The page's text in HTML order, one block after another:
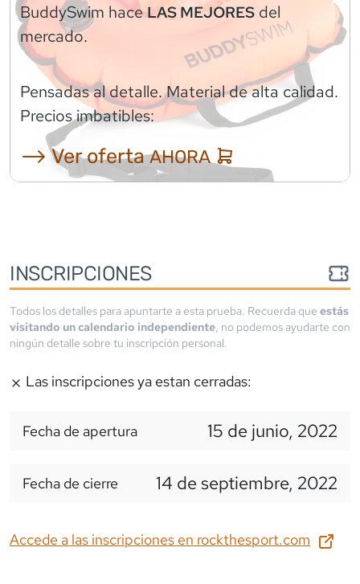
BuddySwim haceLAS MEJORES del
mercado.
Pensadas al detalle. Material de alta calidad.
Precios imbatibles:
⟶ Ver ofertaAHORA
INSCRIPCIONES
Todos los detalles para apuntarte a esta prueba. Recuerda que estás
visitando un calendario independiente, no podemos ayudarte con
ningún detalle sobre tu inscripción personal.
Las inscripciones ya estan cerradas:
Fecha de apertura 15 de junio, 2022
Fecha de cierre 14 de septiembre, 2022
Accede a las inscripciones en rockthesport.com